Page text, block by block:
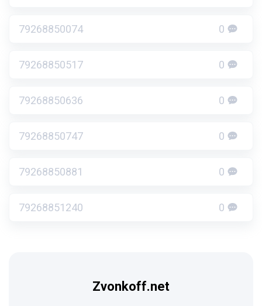
79268850074 0
79268850517 0
79268850636 0
79268850747 0
79268850881 0
79268851240 0
Zvonkoff.net